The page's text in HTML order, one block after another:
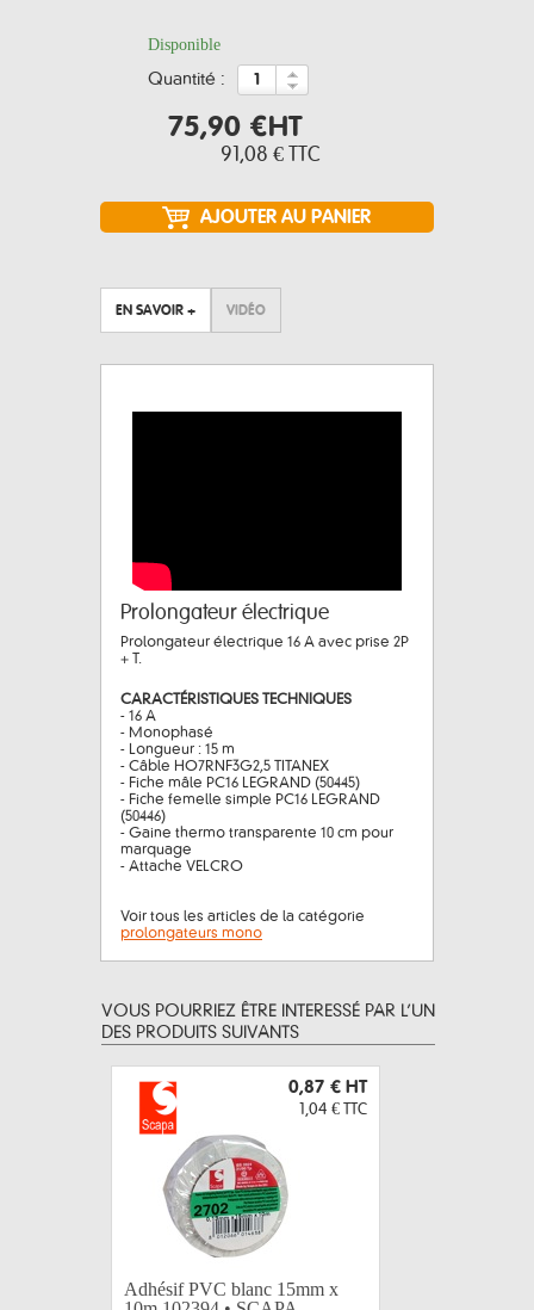
Disponible
quantité :
75,90 €HT
91,08 € TTC
EN SAVOIR + VIDÉO
Prolongateur électrique
Prolongateur électrique 16 A avec prise 2P
+ T.
CARACTÉRISTIQUES TECHNIQUES
- 16 A
- Monophasé
- Longueur : 15 m
- Câble HO7RNF3G2,5 TITANEX
- Fiche mâle PC16 LEGRAND (50445)
- Fiche femelle simple PC16 LEGRAND
(50446)
- Gaine thermo transparente 10 cm pour
marquage
- Attache VELCRO
Voir tous les articles de la catégorie
prolongateurs mono
VOUS POURRIEZ ÊTRE INTERESSÉ PAR L’UN
DES PRODUITS SUIVANTS
0,87 € HT
1,04 € TTC
Adhésif PVC blanc 15mm x